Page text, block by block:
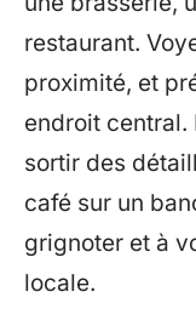
restaurant.
proximité, et
endroit central.
sortir des
café sur un
grignoter et à
locale.